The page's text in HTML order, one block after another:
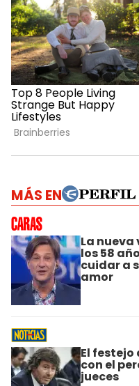
MÁS EN
La
los 58
cuidar a
amor
El festejo
con el
jueces